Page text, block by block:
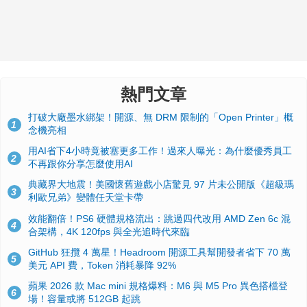
熱門文章
1
打破大廠墨水綁架！開源、無 DRM 限制的「Open Printer」概
念機亮相
2
用AI省下4小時竟被塞更多工作！過來人曝光：為什麼優秀員工
不再跟你分享怎麼使用AI
3
典藏界大地震！美國懷舊遊戲小店驚見 97 片未公開版《超級瑪
利歐兄弟》變體任天堂卡帶
4
效能翻倍！PS6 硬體規格流出：跳過四代改用 AMD Zen 6c 混
合架構，4K 120fps 與全光追時代來臨
5
GitHub 狂攬 4 萬星！Headroom 開源工具幫開發者省下 70 萬
美元 API 費，Token 消耗暴降 92%
6
蘋果 2026 款 Mac mini 規格爆料：M6 與 M5 Pro 異色搭檔登
場！容量或將 512GB 起跳